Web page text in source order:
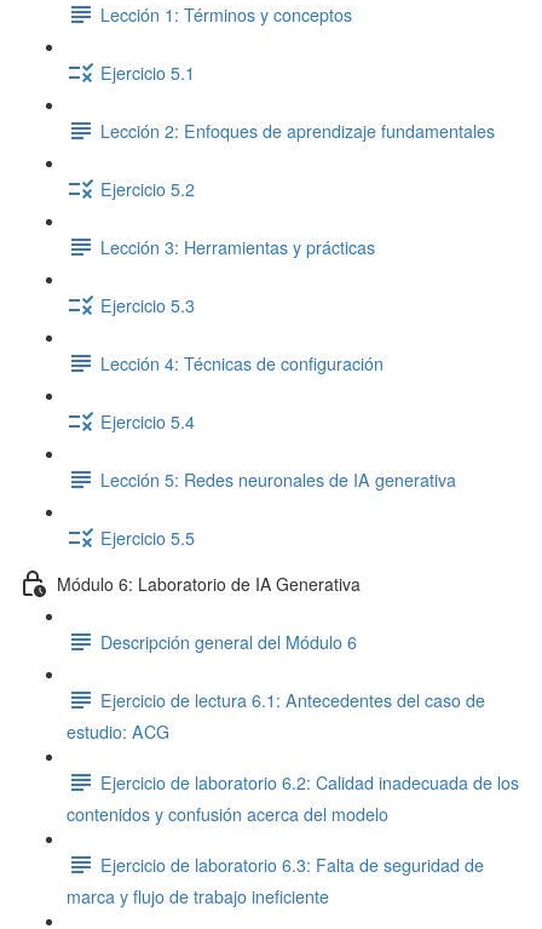
Lección 1: Términos y conceptos
Ejercicio 5.1
Lección 2: Enfoques de aprendizaje fundamentales
Ejercicio 5.2
Lección 3: Herramientas y prácticas
Ejercicio 5.3
Lección 4: Técnicas de configuración
Ejercicio 5.4
Lección 5: Redes neuronales de IA generativa
Ejercicio 5.5
Módulo 6: Laboratorio de IA Generativa
Descripción general del Módulo 6
Ejercicio de lectura 6.1: Antecedentes del caso de
estudio: ACG
Ejercicio de laboratorio 6.2: Calidad inadecuada de los
contenidos y confusión acerca del modelo
Ejercicio de laboratorio 6.3: Falta de seguridad de
marca y flujo de trabajo ineficiente